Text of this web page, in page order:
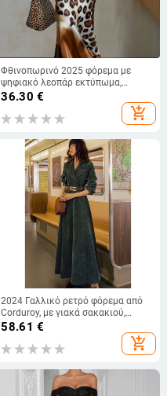
Φθινοπωρινό 2025 φόρεμα με
ψηφιακό λεοπάρ εκτύπωμα,
ρέουλη σιλουέτα, σατέν ύφασμα,
χωρίς μανίκια, ημι-ανοικτός
γιακάς, Α-γραμμή, μήκος midi
36.30 €
add_shopping_cart
2024 Γαλλικό ρετρό φόρεμα από
Corduroy, με γιακά σακακιού,
λεπτή μέση, κομψό μακρύ φόρεμα
58.61 €
add_shopping_cart